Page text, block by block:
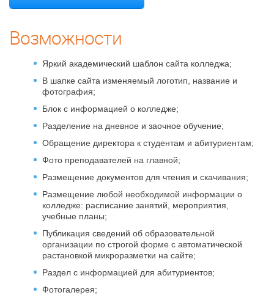
Возможности
Яркий академический шаблон сайта колледжа;
В шапке сайта изменяемый логотип, название и
фотография;
Блок с информацией о колледже;
Разделение на дневное и заочное обучение;
Обращение директора к студентам и абитуриентам;
Фото преподавателей на главной;
Размещение документов для чтения и скачивания;
Размещение любой необходимой информации о
колледже: расписание занятий, мероприятия,
учебные планы;
Публикация сведений об образовательной
организации по строгой форме с автоматической
растановкой микроразметки на сайте;
Раздел с информацией для абитуриентов;
Фотогалерея;